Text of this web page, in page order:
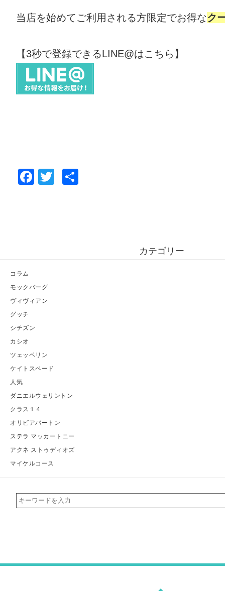
当店を始めてご利用される方限定でお得なク
【3秒で登録できるLINE@はこちら】
F
k
カテゴリー
コラム
モックバーグ
ヴィヴィアン
グッチ
シチズン
カシオ
ツェッペリン
ケイトスペード
人気
ダニエルウェリントン
クラス１４
オリビアバートン
ステラ マッカートニー
アクネ ストゥディオズ
マイケルコース